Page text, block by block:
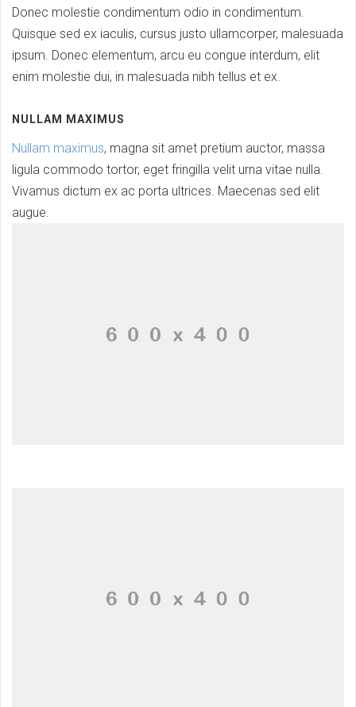
Donec molestie condimentum odio in condimentum.
Quisque sed ex iaculis, cursus justo ullamcorper, malesuada
ipsum. Donec elementum, arcu eu congue interdum, elit
enim molestie dui, in malesuada nibh tellus et ex.
NULLAM MAXIMUS
Nullam maximus, magna sit amet pretium auctor, massa
ligula commodo tortor, eget fringilla velit urna vitae nulla.
Vivamus dictum ex ac porta ultrices. Maecenas sed elit
augue.